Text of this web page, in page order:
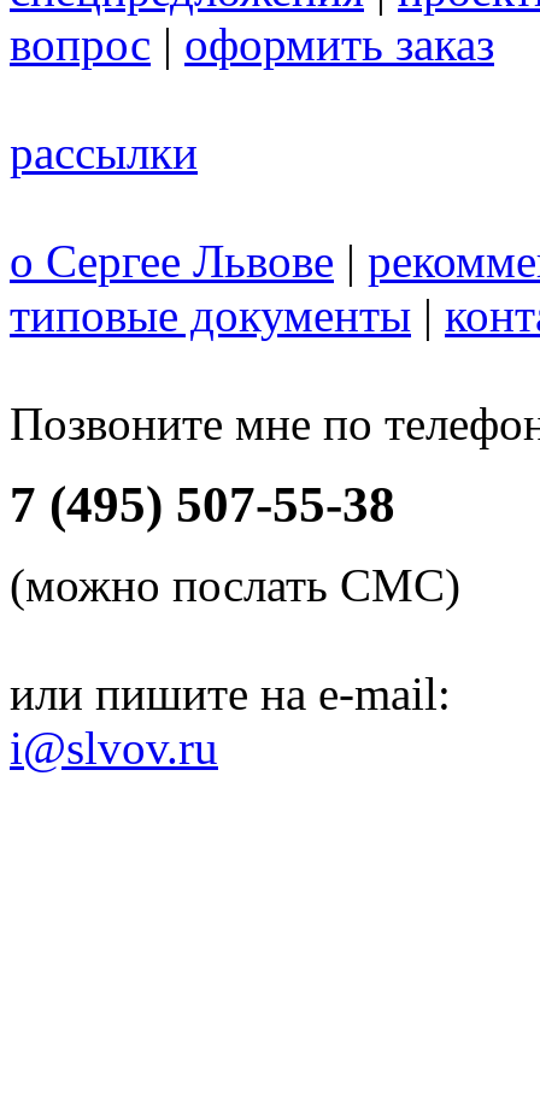
вопрос | оформить заказ
рассылки
о Сергее Львове |
типовые документы |
Позвоните мне по
7 (495) 507-55-38
(можно послать СМС)
или пишите на e-mail:
i@slvov.ru